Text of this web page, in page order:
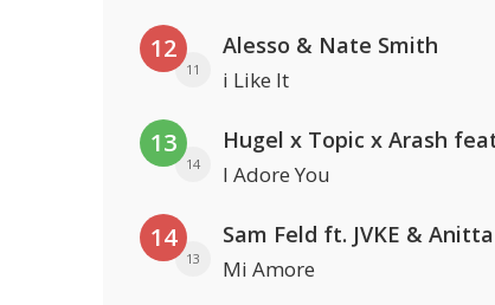
12
11
Alesso & Nate Smith
i Like It
13
14 I Adore You
14
13
Sam Feld ft. JVKE & Anitta
Mi Amore